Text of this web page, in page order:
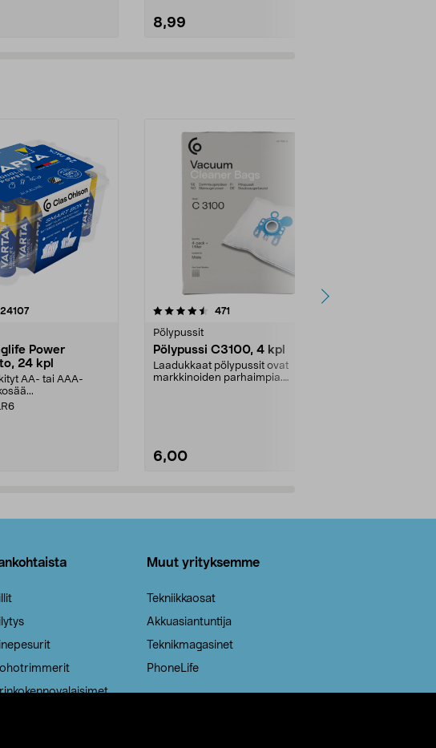
8,99
24107arvostelut
Power
24 kpl
AA- tai AAA-
471
Pölypussit
Pölypussi C3100, 4 kpl
Laadukkaat pölypussit ovat
markkinoiden parhaimpia.
6,00
4.5viidestä
Muut yrityksemme
Tekniikkaosat
Akkuasiantuntija
Teknikmagasinet
PhoneLife